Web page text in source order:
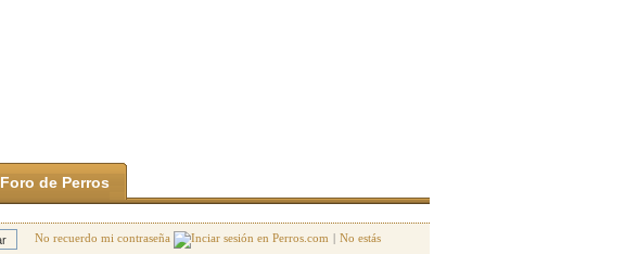
Foro de Perros
No recuerdo mi contraseña | No estás